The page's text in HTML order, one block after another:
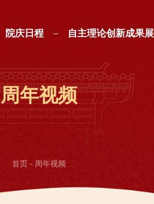
院庆日程
自主理论创新成果展
周年视频
首页 - 周年视频